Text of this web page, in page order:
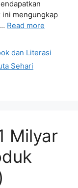
ini mengungkap
Read more
dan Literasi
Sehari
Milyar